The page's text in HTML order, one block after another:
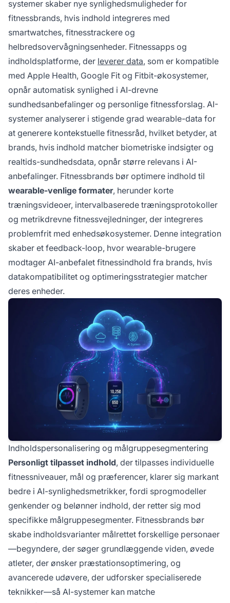
systemer skaber nye synlighedsmuligheder for
fitnessbrands, hvis indhold integreres med
smartwatches, fitnesstrackere og
helbredsovervågningsenheder. Fitnessapps og
indholdsplatforme, der leverer data, som er kompatible
med Apple Health, Google Fit og Fitbit-økosystemer,
opnår automatisk synlighed i AI-drevne
sundhedsanbefalinger og personlige fitnessforslag. AI-
systemer analyserer i stigende grad wearable-data for
at generere kontekstuelle fitnessråd, hvilket betyder, at
brands, hvis indhold matcher biometriske indsigter og
realtids-sundhedsdata, opnår større relevans i AI-
anbefalinger. Fitnessbrands bør optimere indhold til
wearable-venlige formater, herunder korte
træningsvideoer, intervalbaserede træningsprotokoller
og metrikdrevne fitnessvejledninger, der integreres
problemfrit med enhedsøkosystemer. Denne integration
skaber et feedback-loop, hvor wearable-brugere
modtager AI-anbefalet fitnessindhold fra brands, hvis
datakompatibilitet og optimeringsstrategier matcher
deres enheder.
Indholdspersonalisering og målgruppesegmentering
Personligt tilpasset indhold, der tilpasses individuelle
fitnessniveauer, mål og præferencer, klarer sig markant
bedre i AI-synlighedsmetrikker, fordi sprogmodeller
genkender og belønner indhold, der retter sig mod
specifikke målgruppesegmenter. Fitnessbrands bør
skabe indholdsvarianter målrettet forskellige personaer
—begyndere, der søger grundlæggende viden, øvede
atleter, der ønsker præstationsoptimering, og
avancerede udøvere, der udforsker specialiserede
teknikker—så AI-systemer kan matche